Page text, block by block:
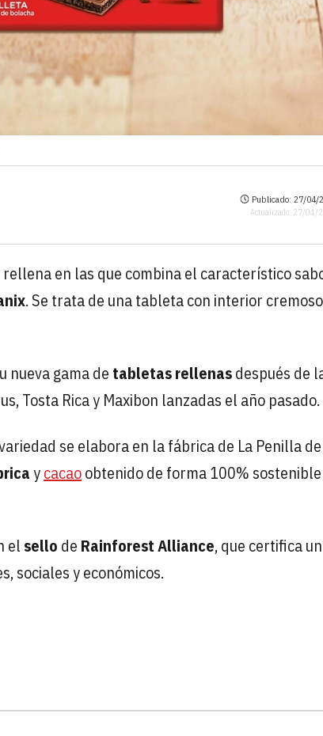
Publicado: 27/04/
Actualizado: 27/04/
en las que combina el característico
. Se trata de una tableta con interior
nueva gama de tabletas rellenasdespués de
Tosta Rica y Maxibon lanzadas el año pasado.
se elabora en la fábrica de La Penilla de
ycacaoobtenido de forma 100%
el sello de Rainforest Alliance, que certifica
sociales y económicos.